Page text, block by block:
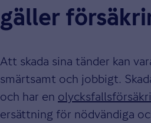
gäller
Att skada sina tänder kan
smärtsamt och jobbigt.
och har en
ersättning för nödvändiga